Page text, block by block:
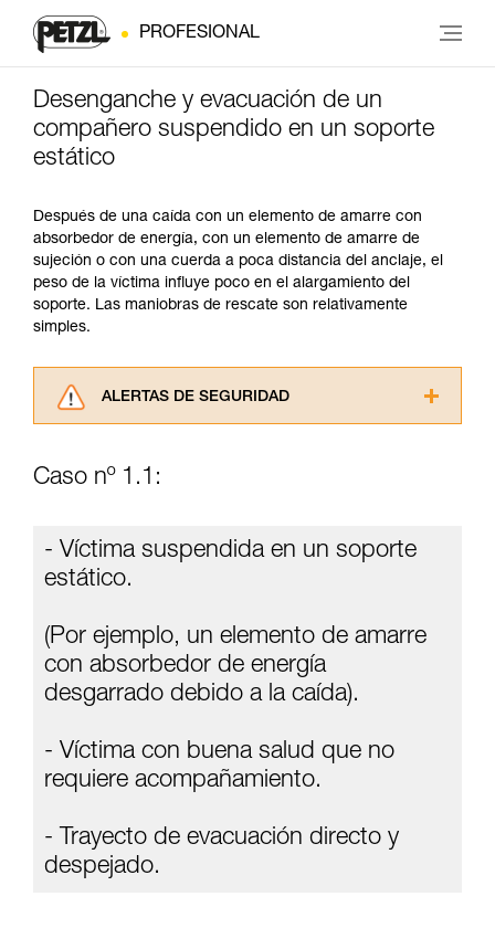
PROFESIONAL
Desenganche y evacuación de un
compañero suspendido en un soporte
estático
Después de una caída con un elemento de amarre con
absorbedor de energía, con un elemento de amarre de
sujeción o con una cuerda a poca distancia del anclaje, el
peso de la víctima influye poco en el alargamiento del
soporte. Las maniobras de rescate son relativamente
simples.
ALERTAS DE SEGURIDAD
consultarlo. Usted debe comprender la
Dominar estas técnicas requiere una formación
y un entrenamiento específico. Confirme a
seguridad, antes de ejecutarlas de forma
autónoma.
Damos ejemplos de técnicas relacionadas con
su actividad. Pueden existir otras que no
Caso nº 1.1:
- Víctima suspendida en un soporte
estático.
(Por ejemplo, un elemento de amarre
con absorbedor de energía
desgarrado debido a la caída).
- Víctima con buena salud que no
requiere acompañamiento.
- Trayecto de evacuación directo y
despejado.